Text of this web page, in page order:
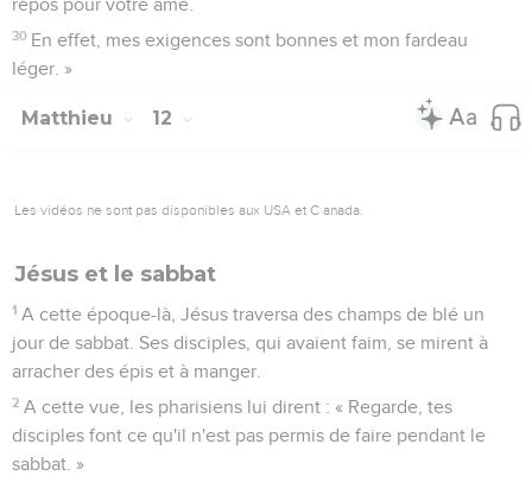
repos pour votre âme.
30 En effet, mes exigences sont bonnes et mon fardeau
léger. »
Matthieu 12
Les vidéos ne sont pas disponibles aux USA et C anada.
Jésus et le sabbat
1 A cette époque-là, Jésus traversa des champs de blé un
jour de sabbat. Ses disciples, qui avaient faim, se mirent à
arracher des épis et à manger.
2 A cette vue, les pharisiens lui dirent : « Regarde, tes
disciples font ce qu'il n'est pas permis de faire pendant le
sabbat. »